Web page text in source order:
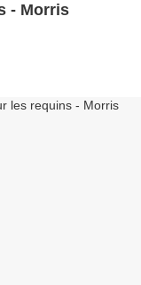
- Morris